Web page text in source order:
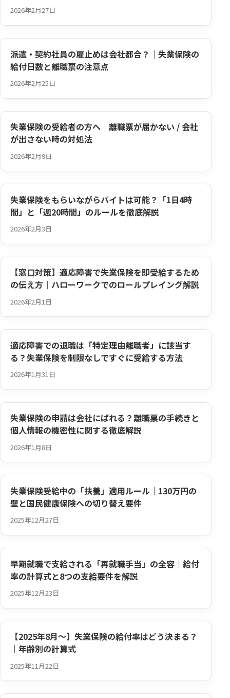
2026年2月27日
派遣・契約社員の雇止めは会社都合？｜失業保険の
給付日数と離職票の注意点
2026年2月25日
失業保険の受給者の方へ｜離職票が届かない / 会社
が出さない時の対処法
2026年2月9日
失業保険をもらいながらバイトは可能？「1日4時
間」と「週20時間」のルールを徹底解説
2026年2月3日
【窓口対策】適応障害で失業保険を即受給するため
の伝え方｜ハローワークでのロールプレイング解説
2026年2月1日
適応障害での退職は「特定理由離職者」に該当す
る？失業保険を制限なしですぐに受給する方法
2026年1月31日
失業保険の申請は会社にばれる？離職票の手続きと
個人情報の機密性に関する徹底解説
2026年1月8日
失業保険受給中の「扶養」適用ルール｜130万円の
壁と国民健康保険への切り替え要件
2025年12月27日
早期就職で支給される「再就職手当」の全容｜給付
率の計算式と8つの支給要件を解説
2025年12月23日
【2025年8月～】失業保険の給付率はどう決まる？
｜年齢別の計算式
2025年11月22日